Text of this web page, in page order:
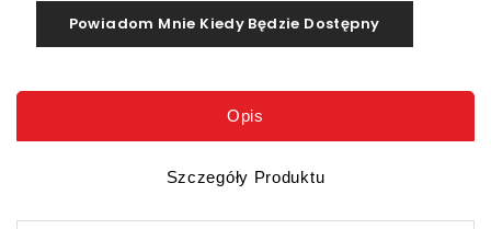
Powiadom Mnie Kiedy Będzie Dostępny
Opis
Szczegóły Produktu